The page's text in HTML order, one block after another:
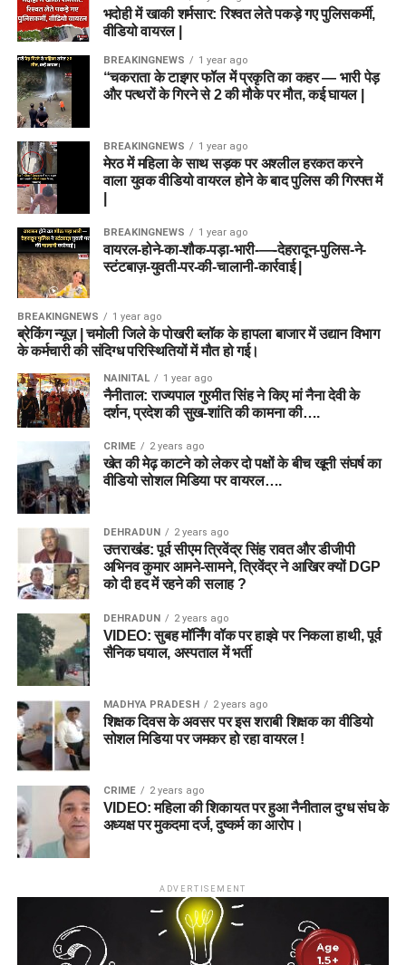
भदोही में खाकी शर्मसार: रिश्वत लेते पकड़े गए पुलिसकर्मी,
वीडियो वायरल |
BREAKINGNEWS 1 year ago
“चकराता के टाइगर फॉल में प्रकृति का कहर — भारी पेड़
और पत्थरों के गिरने से 2 की मौके पर मौत, कई घायल |
BREAKINGNEWS 1 year ago
मेरठ में महिला के साथ सड़क पर अश्लील हरकत करने
वाला युवक वीडियो वायरल होने के बाद पुलिस की गिरफ्त में
BREAKINGNEWS 1 year ago
वायरल-होने-का-शौक-पड़ा-भारी-—-देहरादून-पुलिस-ने-
स्टंटबाज़-युवती-पर-की-चालानी-कार्रवाई |
BREAKINGNEWS 1 year ago
ब्रेकिंग न्यूज़ | चमोली जिले के पोखरी ब्लॉक के हापला बाजार में उद्यान विभाग
के कर्मचारी की संदिग्ध परिस्थितियों में मौत हो गई।
NAINITAL 1 year ago
नैनीताल: राज्यपाल गुरमीत सिंह ने किए मां नैना देवी के
दर्शन, प्रदेश की सुख-शांति की कामना की….
CRIME 2 years ago
खेत की मेढ़ काटने को लेकर दो पक्षों के बीच खूनी संघर्ष का
वीडियो सोशल मिडिया पर वायरल….
DEHRADUN 2 years ago
उत्तराखंड: पूर्व सीएम त्रिवेंद्र सिंह रावत और डीजीपी
अभिनव कुमार आमने-सामने, त्रिवेंद्र ने आखिर क्यों DGP
को दी हद में रहने की सलाह ?
DEHRADUN 2 years ago
VIDEO: सुबह मॉर्निंग वॉक पर हाइवे पर निकला हाथी, पूर्व
सैनिक घयाल, अस्पताल में भर्ती
MADHYA PRADESH 2 years ago
शिक्षक दिवस के अवसर पर इस शराबी शिक्षक का वीडियो
सोशल मिडिया पर जमकर हो रहा वायरल !
CRIME 2 years ago
VIDEO: महिला की शिकायत पर हुआ नैनीताल दुग्ध संघ के
अध्यक्ष पर मुकदमा दर्ज, दुष्कर्म का आरोप।
ADVERTISEMENT